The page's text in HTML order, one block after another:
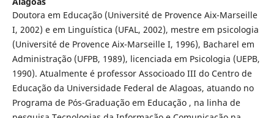
Doutora em Educação (Université de Provence Aix-Marseille
I, 2002) e em Linguística (UFAL, 2002), mestre em psicologia
(Université de Provence Aix-Marseille I, 1996), Bacharel em
Administração (UFPB, 1989), licenciada em Psicologia (UEPB,
1990). Atualmente é professor Associoado III do Centro de
Educação da Universidade Federal de Alagoas, atuando no
Programa de Pós-Graduação em Educação , na linha de